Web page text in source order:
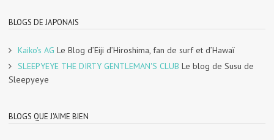
BLOGS DE JAPONAIS
Kaiko's AG Le Blog d’Eiji d’Hiroshima, fan de surf et d’Hawaï
SLEEPYEYE THE DIRTY GENTLEMAN'S CLUB Le blog de Susu de
Sleepyeye
BLOGS QUE J'AIME BIEN